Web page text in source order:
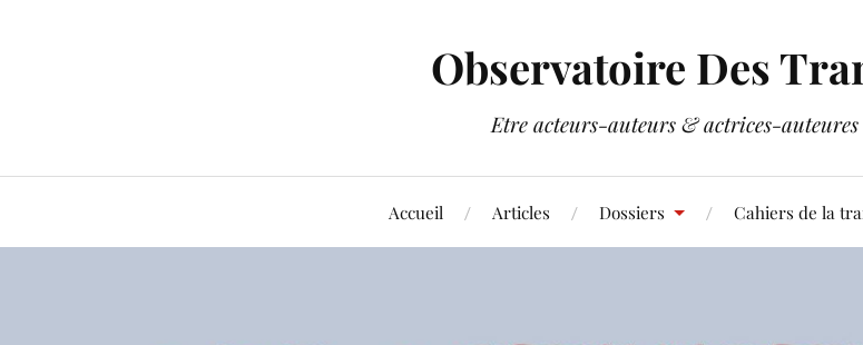
Observatoire Des
Etre acteurs-auteurs & actrices-auteures
Accueil Articles Dossiers Cahiers de la